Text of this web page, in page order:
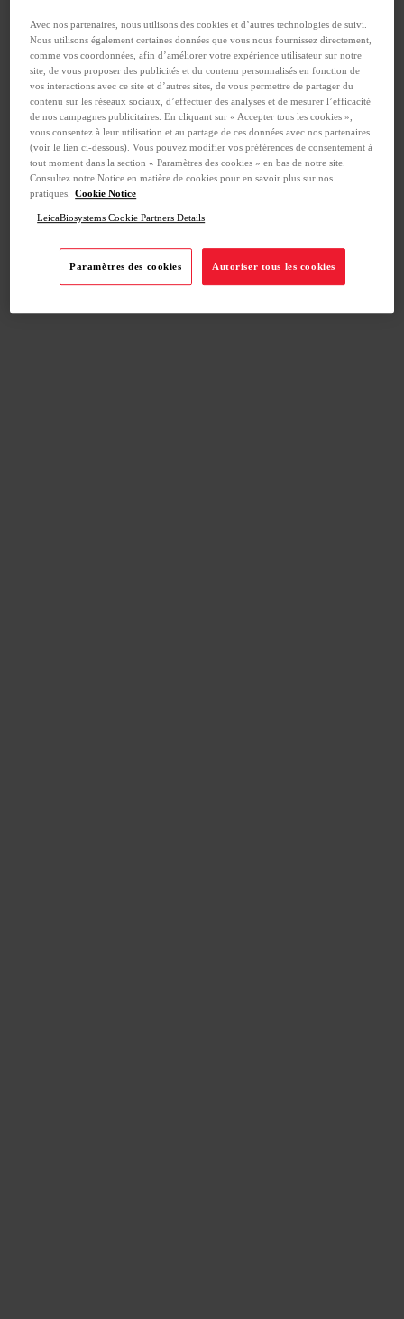
Avec nos partenaires, nous utilisons des cookies et d’autres technologies de suivi.
Nous utilisons également certaines données que vous nous fournissez directement,
comme vos coordonnées, afin d’améliorer votre expérience utilisateur sur notre
site, de vous proposer des publicités et du contenu personnalisés en fonction de
vos interactions avec ce site et d’autres sites, de vous permettre de partager du
contenu sur les réseaux sociaux, d’effectuer des analyses et de mesurer l’efficacité
de nos campagnes publicitaires. En cliquant sur « Accepter tous les cookies »,
vous consentez à leur utilisation et au partage de ces données avec nos partenaires
(voir le lien ci-dessous). Vous pouvez modifier vos préférences de consentement à
tout moment dans la section « Paramètres des cookies » en bas de notre site.
Consultez notre Notice en matière de cookies pour en savoir plus sur nos
pratiques. Cookie Notice
LeicaBiosystems Cookie Partners Details
Paramètres des cookies Autoriser tous les cookies